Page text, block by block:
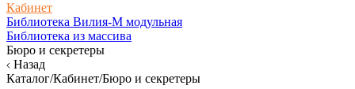
Кабинет
Библиотека Вилия-М модульная
Библиотека из массива
Бюро и секретеры
Назад
Каталог/Кабинет/Бюро и секретеры